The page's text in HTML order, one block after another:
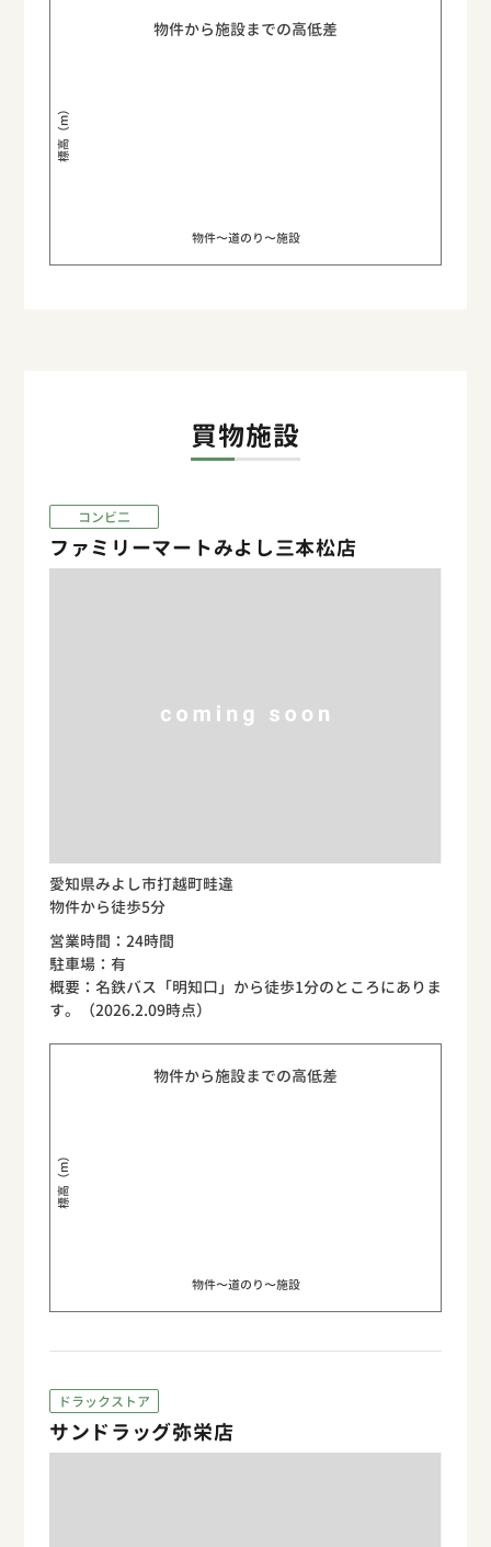
物件から施設までの高低差
標高（m）
物件〜道のり〜施設
買物施設
コンビ二
ファミリーマートみよし三本松店
愛知県みよし市打越町畦違
物件から徒歩5分
営業時間：24時間
駐車場：有
概要：名鉄バス「明知口」から徒歩1分のところにありま
す。（2026.2.09時点）
物件から施設までの高低差
標高（m）
物件〜道のり〜施設
ドラックストア
サンドラッグ弥栄店